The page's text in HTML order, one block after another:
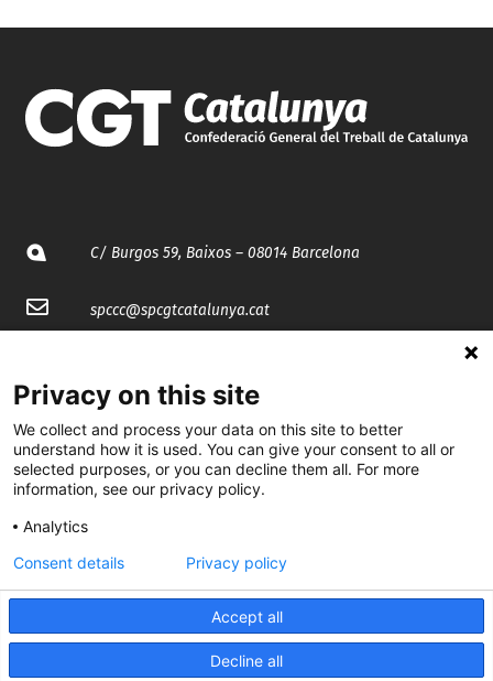
C/ Burgos 59, Baixos – 08014 Barcelona
spccc@spcgtcatalunya.cat
@CGTCatalunya
cgtcatalunya
cgtcatalunya
Desenvolupat per
Privacy on this site
We collect and process your data on this site to better
understand how it is used. You can give your consent to all or
selected purposes, or you can decline them all. For more
information, see our privacy policy.
Analytics
Accept all
Decline all
Consent details Privacy policy